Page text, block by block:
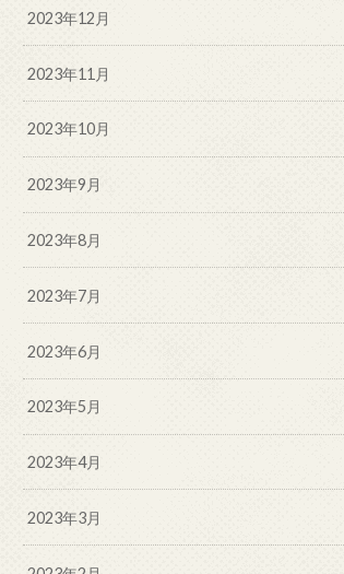
2023年12月
2023年11月
2023年10月
2023年9月
2023年8月
2023年7月
2023年6月
2023年5月
2023年4月
2023年3月